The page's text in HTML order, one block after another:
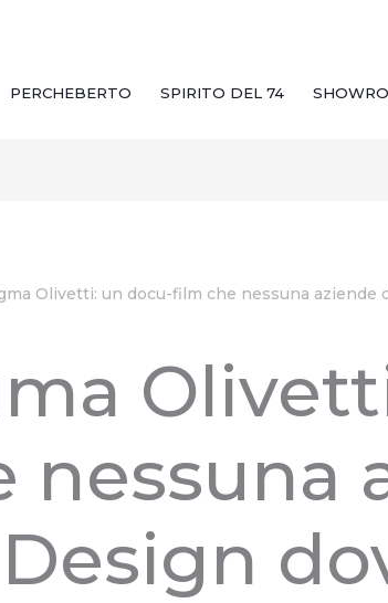
PERCHEBERTO SPIRITO DEL 74
Olivetti: un docu-film che nessuna
nessuna